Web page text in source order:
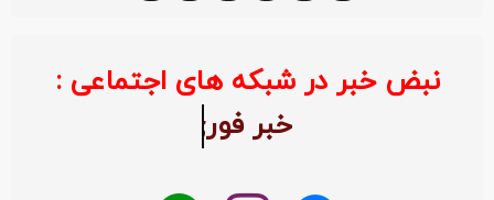
نبض خبر در شبکه های اجتماعی : خبر